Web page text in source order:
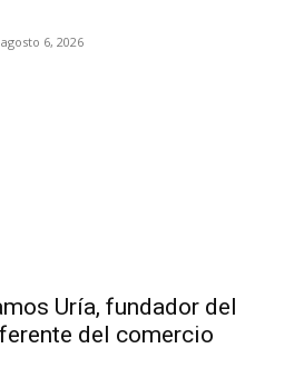
agosto 6, 2026
Uría, fundador del
del comercio